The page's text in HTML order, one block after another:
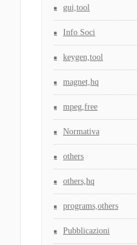
gui,tool
Info Soci
keygen,tool
magnet,hq
mpeg,free
Normativa
others
others,hq
programs,others
Pubblicazioni